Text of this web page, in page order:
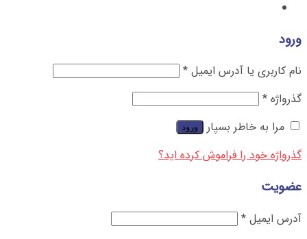
ورود
نام کاربری یا آدرس ایمیل *
گذرواژه *
مرا به خاطر بسپار
ورود
گذرواژه خود را فراموش کرده اید؟
عضویت
آدرس ایمیل *